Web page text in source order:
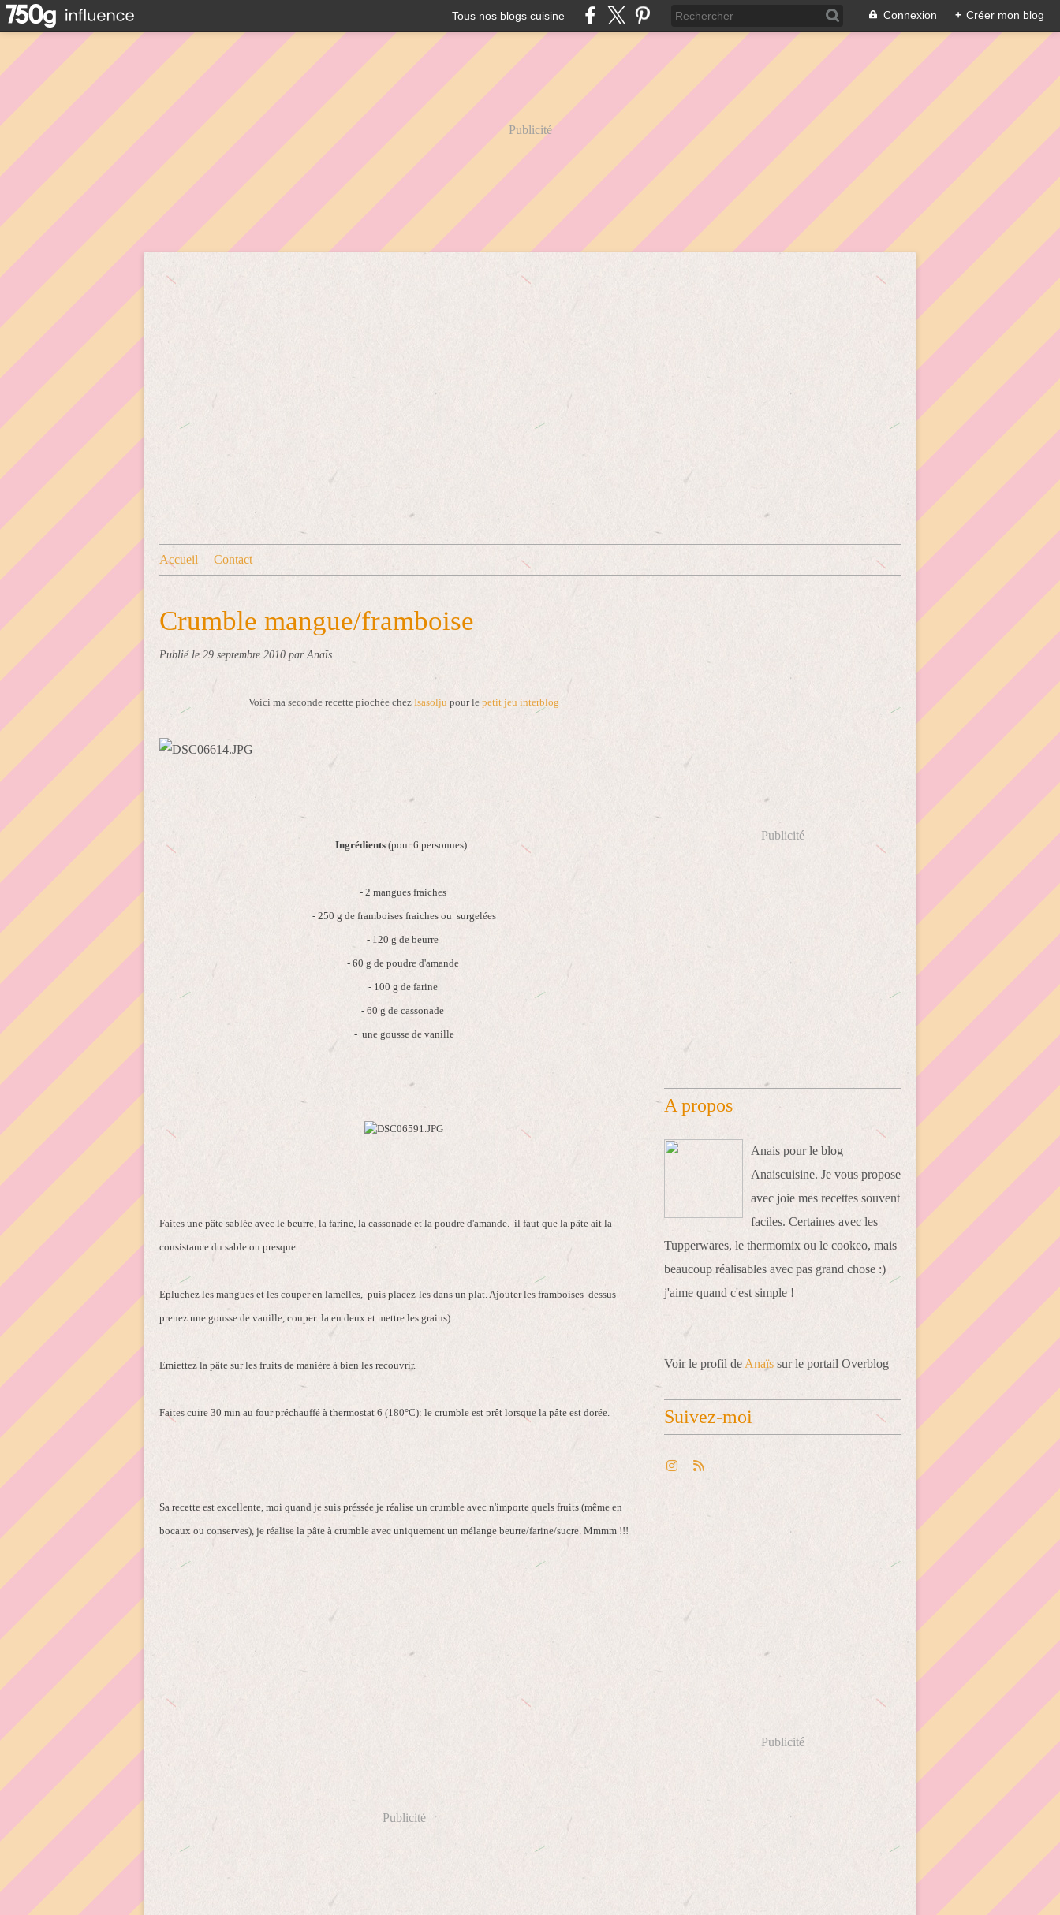
Tous nos blogs cuisine Connexion + Créer mon blog
Publicité
Accueil Contact
Crumble mangue/framboise
Publié le 29 septembre 2010 par Anaïs
Voici ma seconde recette piochée chez Isasolju pour le petit jeu interblog
Ingrédients (pour 6 personnes) :
- 2 mangues fraiches
- 250 g de framboises fraiches ou surgelées
- 120 g de beurre
- 60 g de poudre d'amande
- 100 g de farine
- 60 g de cassonade
- une gousse de vanille
Faites une pâte sablée avec le beurre, la farine, la cassonade et la poudre d'amande. il faut que la pâte ait la
consistance du sable ou presque.
Epluchez les mangues et les couper en lamelles, puis placez-les dans un plat. Ajouter les framboises dessus
prenez une gousse de vanille, couper la en deux et mettre les grains).
Emiettez la pâte sur les fruits de manière à bien les recouvrir.
Faites cuire 30 min au four préchauffé à thermostat 6 (180°C): le crumble est prêt lorsque la pâte est dorée.
Sa recette est excellente, moi quand je suis préssée je réalise un crumble avec n'importe quels fruits (même en
bocaux ou conserves), je réalise la pâte à crumble avec uniquement un mélange beurre/farine/sucre. Mmmm !!!
Publicité
Publicité
A propos
Anais pour le blog
Anaiscuisine. Je vous propose
avec joie mes recettes souvent
faciles. Certaines avec les
Tupperwares, le thermomix ou le cookeo, mais
beaucoup réalisables avec pas grand chose :)
j'aime quand c'est simple !
Voir le profil de Anaïs sur le portail Overblog
Suivez-moi
Publicité